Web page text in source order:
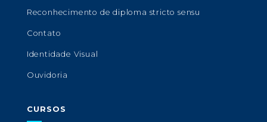
Reconhecimento de diploma stricto sensu
Contato
Identidade Visual
Ouvidoria
CURSOS